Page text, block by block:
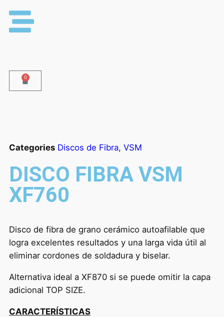
0
Categories Discos de Fibra, VSM
DISCO FIBRA VSM
XF760
Disco de fibra de grano cerámico autoafilable que
logra excelentes resultados y una larga vida útil al
eliminar cordones de soldadura y biselar.
Alternativa ideal a XF870 si se puede omitir la capa
adicional TOP SIZE.
CARACTERÍSTICAS